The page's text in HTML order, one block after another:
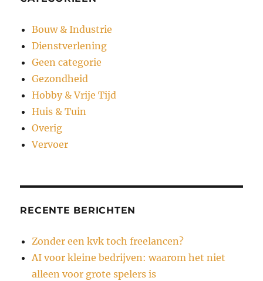
Bouw & Industrie
Dienstverlening
Geen categorie
Gezondheid
Hobby & Vrije Tijd
Huis & Tuin
Overig
Vervoer
RECENTE BERICHTEN
Zonder een kvk toch freelancen?
AI voor kleine bedrijven: waarom het niet
alleen voor grote spelers is